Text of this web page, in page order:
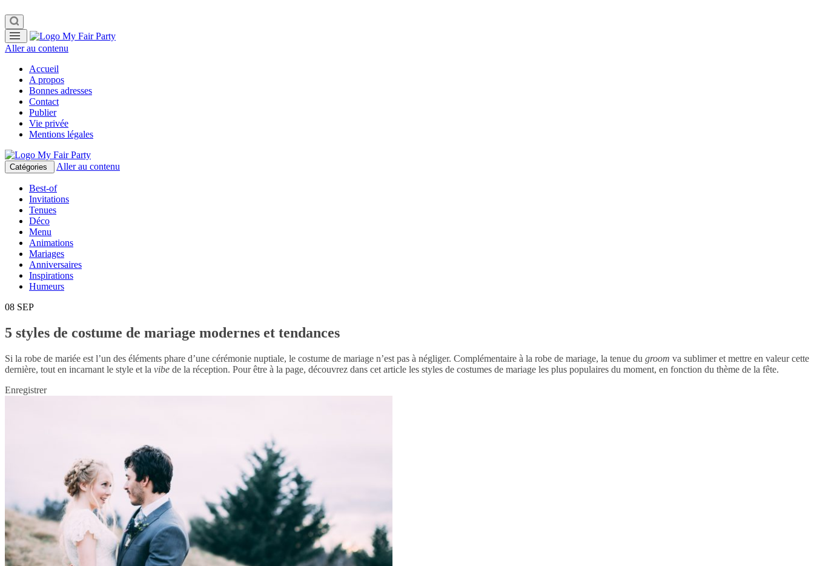
Aller au contenu
Accueil
A propos
Bonnes adresses
Contact
Publier
Vie privée
Mentions légales
Catégories Aller au contenu
Best-of
Invitations
Tenues
Déco
Menu
Animations
Mariages
Anniversaires
Inspirations
Humeurs
08 SEP
5 styles de costume de mariage modernes et tendances
Si la robe de mariée est l’un des éléments phare d’une cérémonie nuptiale, le costume de mariage n’est pas à négliger. Complémentaire à la robe de mariage, la tenue du groom va sublimer et mettre en valeur cette
dernière, tout en incarnant le style et la vibe de la réception. Pour être à la page, découvrez dans cet article les styles de costumes de mariage les plus populaires du moment, en fonction du thème de la fête.
Enregistrer